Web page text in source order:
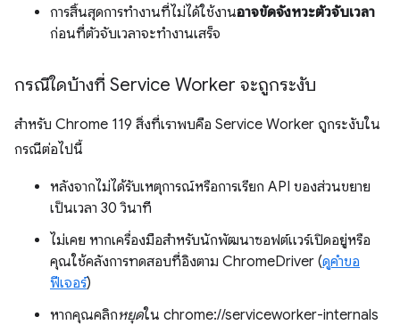
การสิ้นสุดการทำงานที่ไม่ได้ใช้งานอาจขัดจังหวะตัวจับเวลา
ก่อนที่ตัวจับเวลาจะทำงานเสร็จ
กรณีใดบ้างที่ Service Worker จะถูกระงับ
สำหรับ Chrome 119 สิ่งที่เราพบคือ Service Worker ถูกระงับใน
กรณีต่อไปนี้
หลังจากไม่ได้รับเหตุการณ์หรือการเรียก API ของส่วนขยาย
เป็นเวลา 30 วินาที
ไม่เคย หากเครื่องมือสําหรับนักพัฒนาซอฟต์แวร์เปิดอยู่หรือ
คุณใช้คลังการทดสอบที่อิงตาม ChromeDriver (ดูคําขอ
ฟีเจอร์)
หากคุณคลิกหยุดใน chrome://serviceworker-internals